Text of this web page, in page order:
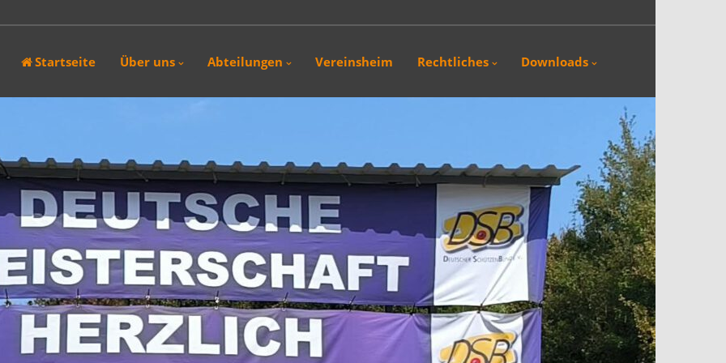
wurde…
Startseite Über uns Abteilungen Vereinsheim Rechtliches Downloads